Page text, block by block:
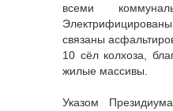
всеми
связаны
10 сёл колхоза,
жилые массивы.
Указом